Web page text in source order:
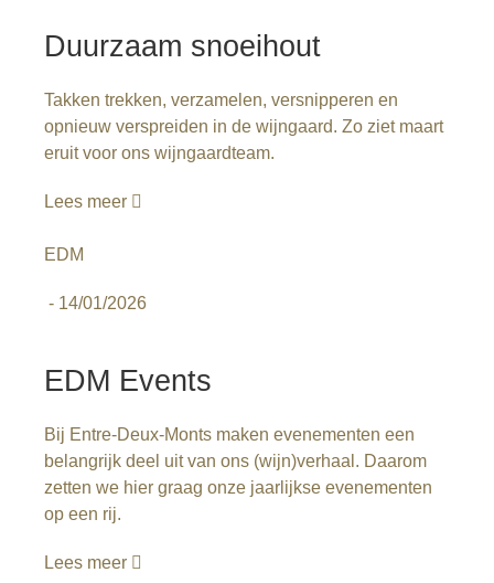
Duurzaam snoeihout
Takken trekken, verzamelen, versnipperen en
opnieuw verspreiden in de wijngaard. Zo ziet maart
eruit voor ons wijngaardteam.
Lees meer
EDM
- 14/01/2026
EDM Events
Bij Entre-Deux-Monts maken evenementen een
belangrijk deel uit van ons (wijn)verhaal. Daarom
zetten we hier graag onze jaarlijkse evenementen
op een rij.
Lees meer